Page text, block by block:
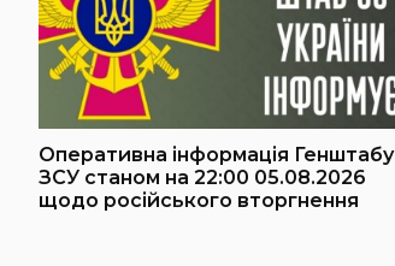
Оперативна інформація Генштабу
ЗСУ станом на 22:00 05.08.2026
щодо російського вторгнення